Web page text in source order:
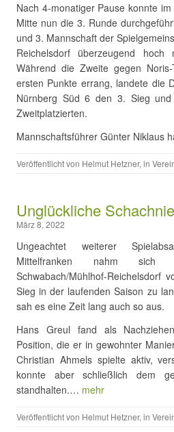
Nach 4-monatiger Pause konnte
Mitte nun die 3. Runde
und 3. Mannschaft der
Reichelsdorf überzeugend
Während die Zweite gegen
ersten Punkte errang, landete die
Nürnberg Süd 6 den 3. Sieg
Zweitplatzierten.
Mannschaftsführer Günter Niklaus
Veröffentlicht von Helmut Hetzner, in
Unglückliche
März 8, 2022
Ungeachtet weiterer
Mittelfranken nahm sich
Schwabach/Mühlhof-Reichelsdorf
Sieg in der laufenden Saison zu
sah es eine Zeit lang auch so aus.
Hans Greul fand als
Position, die er in gewohnter
Christian Ahmels spielte aktiv,
konnte aber schließlich dem
standhalten.… mehr
Veröffentlicht von Helmut Hetzner, in